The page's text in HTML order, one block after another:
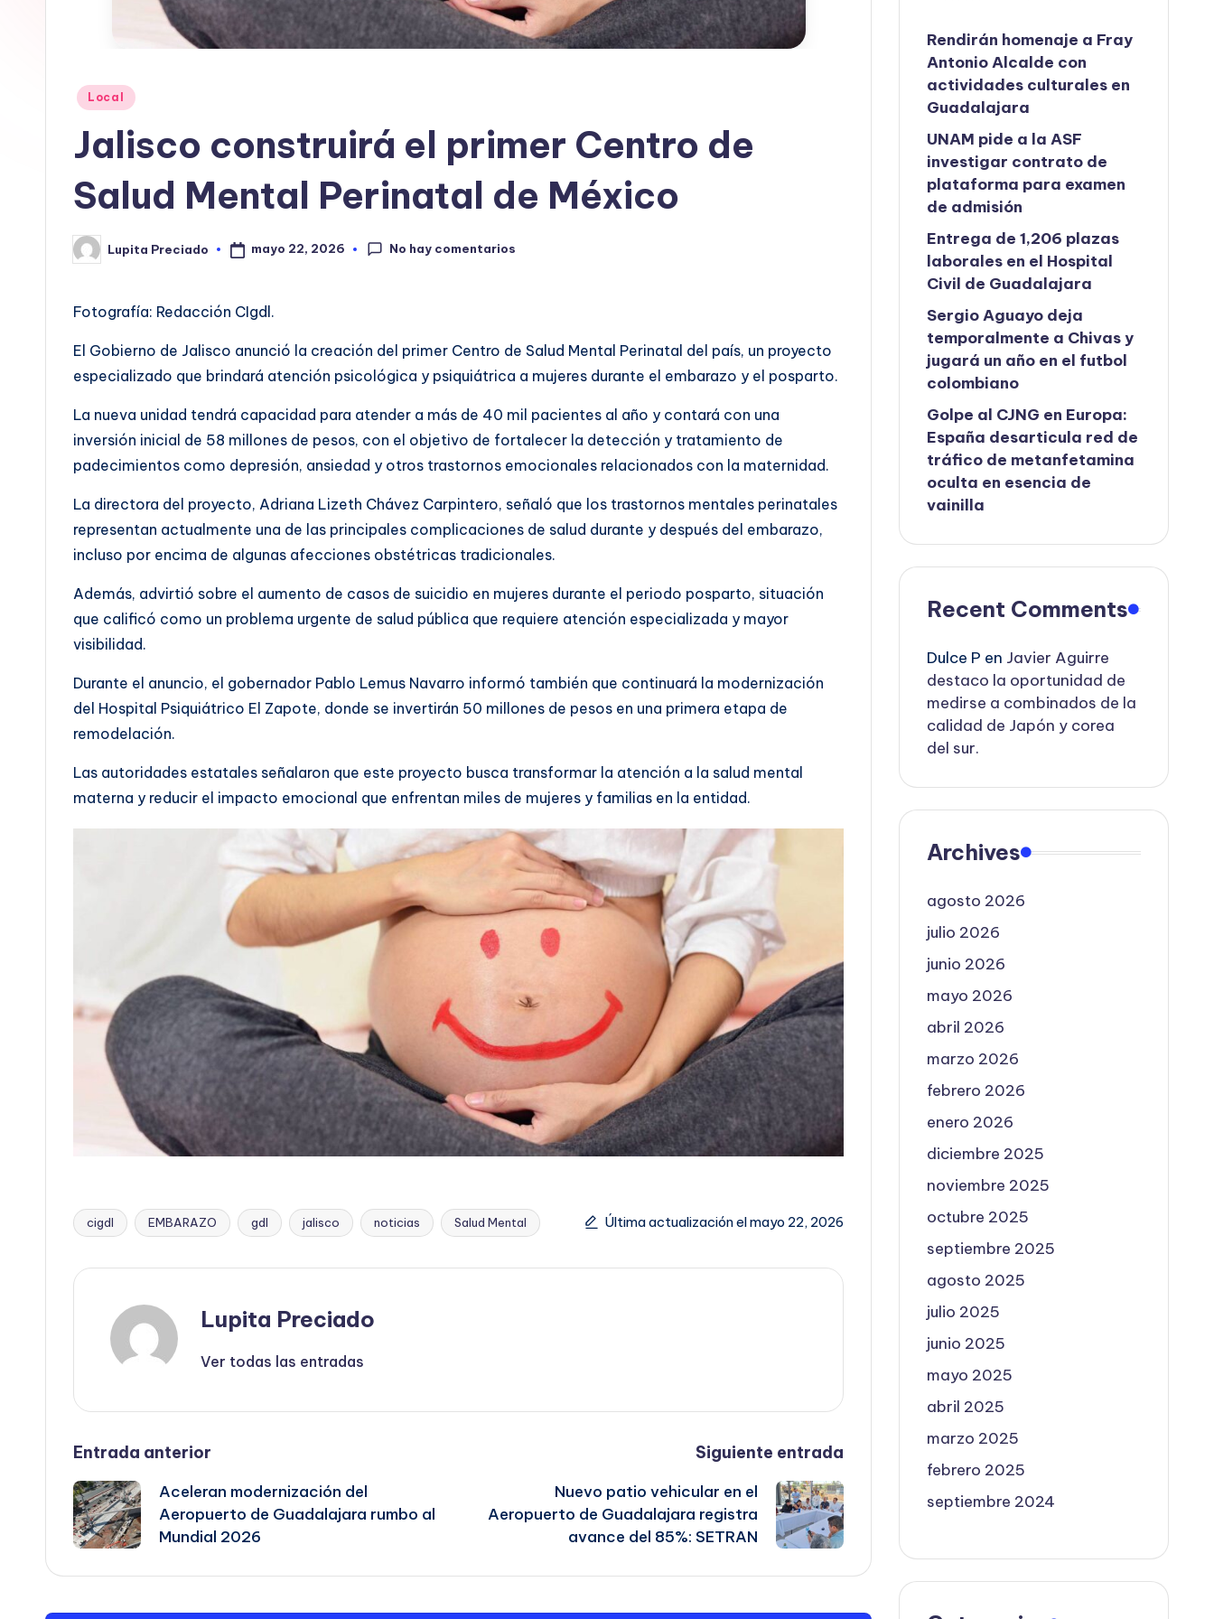
m
ti
Publicado
Local
Jalisco construirá el primer Centro de
Salud Mental Perinatal de México
Publicado
por
Lupita Preciado mayo 22, 2026 No hay comentarios
Fotografía: Redacción CIgdl.
El Gobierno de Jalisco anunció la creación del primer Centro de Salud Mental Perinatal del país, un proyecto
especializado que brindará atención psicológica y psiquiátrica a mujeres durante el embarazo y el posparto.
La nueva unidad tendrá capacidad para atender a más de 40 mil pacientes al año y contará con una
inversión inicial de 58 millones de pesos, con el objetivo de fortalecer la detección y tratamiento de
padecimientos como depresión, ansiedad y otros trastornos emocionales relacionados con la maternidad.
La directora del proyecto, Adriana Lizeth Chávez Carpintero, señaló que los trastornos mentales perinatales
representan actualmente una de las principales complicaciones de salud durante y después del embarazo,
incluso por encima de algunas afecciones obstétricas tradicionales.
Además, advirtió sobre el aumento de casos de suicidio en mujeres durante el periodo posparto, situación
que calificó como un problema urgente de salud pública que requiere atención especializada y mayor
visibilidad.
Durante el anuncio, el gobernador Pablo Lemus Navarro informó también que continuará la modernización
del Hospital Psiquiátrico El Zapote, donde se invertirán 50 millones de pesos en una primera etapa de
remodelación.
Las autoridades estatales señalaron que este proyecto busca transformar la atención a la salud mental
materna y reducir el impacto emocional que enfrentan miles de mujeres y familias en la entidad.
Etiquetas:
cigdl EMBARAZO gdl jalisco noticias Salud Mental Última actualización el mayo 22, 2026
Lupita Preciado
Ver todas las entradas
Navegación
de
entradas
Entrada anterior
Aceleran modernización del
Aeropuerto de Guadalajara rumbo al
Mundial 2026
Siguiente entrada
Nuevo patio vehicular en el
Aeropuerto de Guadalajara registra
avance del 85%: SETRAN
Rendirán homenaje a Fray
Antonio Alcalde con
actividades culturales en
Guadalajara
UNAM pide a la ASF
investigar contrato de
plataforma para examen
de admisión
Entrega de 1,206 plazas
laborales en el Hospital
Civil de Guadalajara
Sergio Aguayo deja
temporalmente a Chivas y
jugará un año en el futbol
colombiano
Golpe al CJNG en Europa:
España desarticula red de
tráfico de metanfetamina
oculta en esencia de
vainilla
Recent Comments
Dulce P en Javier Aguirre
destaco la oportunidad de
medirse a combinados de la
calidad de Japón y corea
del sur.
Archives
agosto 2026
julio 2026
junio 2026
mayo 2026
abril 2026
marzo 2026
febrero 2026
enero 2026
diciembre 2025
noviembre 2025
octubre 2025
septiembre 2025
agosto 2025
julio 2025
junio 2025
mayo 2025
abril 2025
marzo 2025
febrero 2025
septiembre 2024